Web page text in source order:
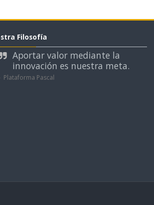
Filosofía
Aportar valor mediante la
innovación es nuestra meta.
Plataforma Pascal